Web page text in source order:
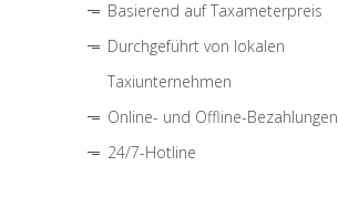
Basierend auf Taxameterpreis
Durchgeführt von lokalen
Taxiunternehmen
Online- und Offline-Bezahlungen
24/7-Hotline